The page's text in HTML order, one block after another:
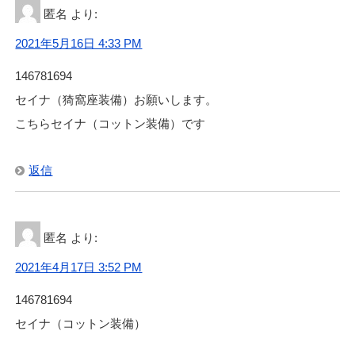
匿名 より:
2021年5月16日 4:33 PM
146781694
セイナ（猗窩座装備）お願いします。
こちらセイナ（コットン装備）です
返信
匿名 より:
2021年4月17日 3:52 PM
146781694
セイナ（コットン装備）